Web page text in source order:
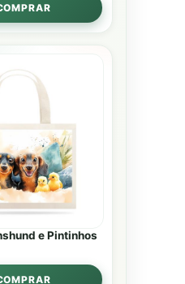
e Pintinhos